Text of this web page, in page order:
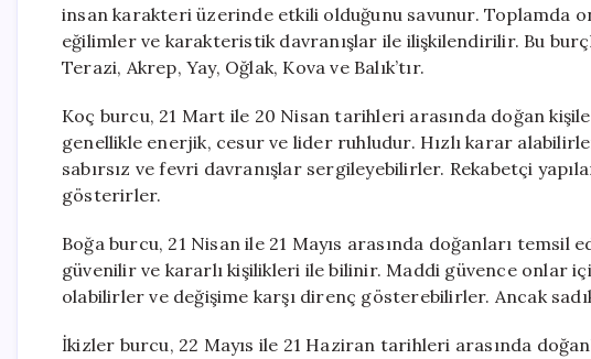
insan karakteri üzerinde etkili olduğunu savunur. Toplamda
eğilimler ve karakteristik davranışlar ile ilişkilendirilir. Bu
Terazi, Akrep, Yay, Oğlak, Kova ve Balık’tır.
Koç burcu, 21 Mart ile 20 Nisan tarihleri arasında doğan
genellikle enerjik, cesur ve lider ruhludur. Hızlı karar
sabırsız ve fevri davranışlar sergileyebilirler. Rekabetçi
gösterirler.
Boğa burcu, 21 Nisan ile 21 Mayıs arasında doğanları temsil
güvenilir ve kararlı kişilikleri ile bilinir. Maddi güvence onlar
olabilirler ve değişime karşı direnç gösterebilirler. Ancak
İkizler burcu, 22 Mayıs ile 21 Haziran tarihleri arasında